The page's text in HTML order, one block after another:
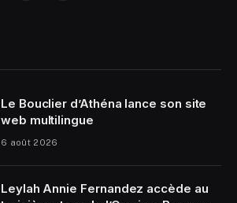
Le Bouclier d’Athéna lance son site
web multilingue
6 août 2026
Leylah Annie Fernandez accède au